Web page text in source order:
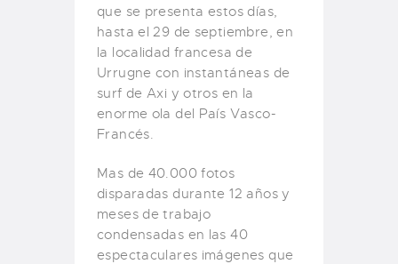
que se presenta estos días,
hasta el 29 de septiembre, en
la localidad francesa de
Urrugne con instantáneas de
surf de Axi y otros en la
enorme ola del País Vasco-
Francés.
Mas de 40.000 fotos
disparadas durante 12 años y
meses de trabajo
condensadas en las 40
espectaculares imágenes que